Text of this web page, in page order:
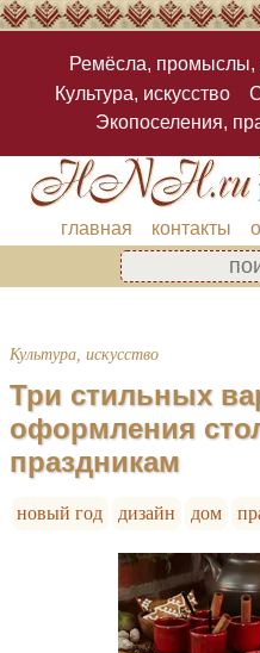
Ремёсла, промыслы,
Культура, искусство
Экопоселения,
главная контакты
Культура, искусство
Три стильных
оформления
праздникам
новый год дизайн дом